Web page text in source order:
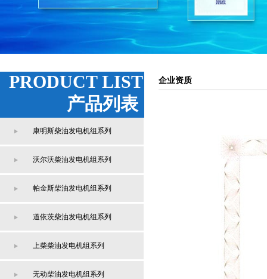
PRODUCT LIST
产品列表
康明斯柴油发电机组系列
沃尔沃柴油发电机组系列
帕金斯柴油发电机组系列
道依茨柴油发电机组系列
上柴柴油发电机组系列
无动柴油发电机组系列
企业资质